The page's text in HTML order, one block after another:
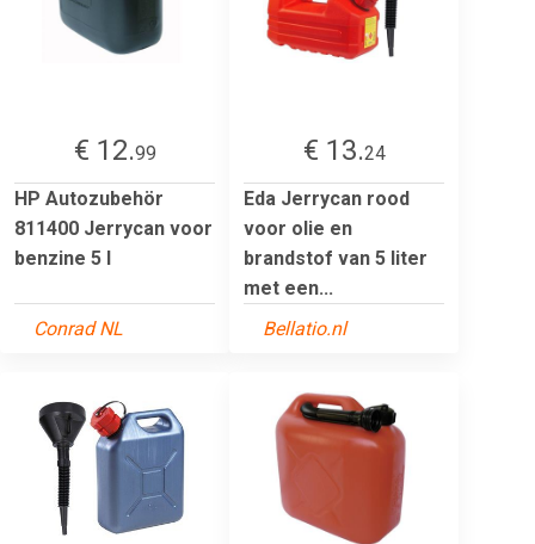
€ 12.99
HP Autozubehör
811400 Jerrycan voor
benzine 5 l
Conrad NL
€ 13.24
Eda Jerrycan rood
voor olie en
brandstof van 5 liter
met een...
Bellatio.nl